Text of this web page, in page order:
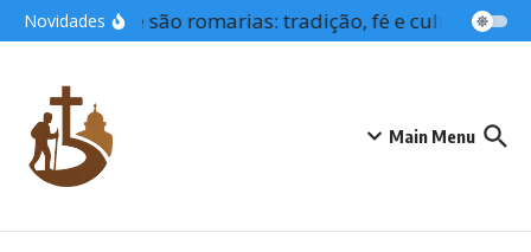
Ir para o conteúdo
NovidadesO que são romarias: tradição, fé e cultura que
Main Menu